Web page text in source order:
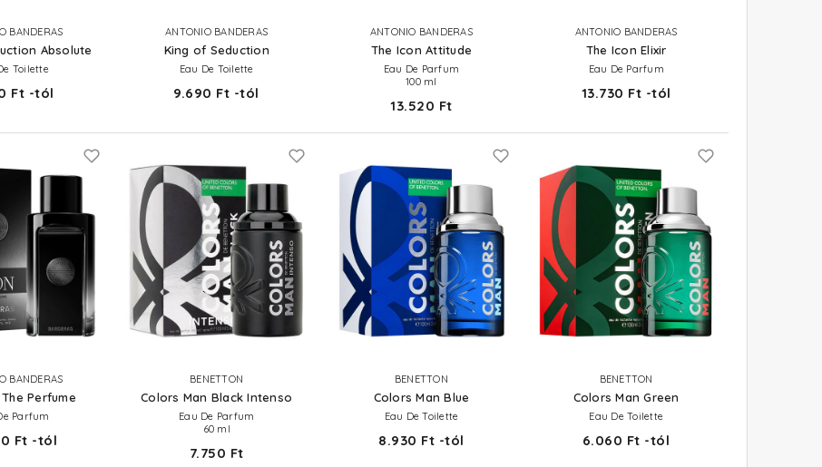
BANDERAS
Absolute
Toilette
Ft -tól
ANTONIO BANDERAS
King of Seduction
Eau De Toilette
9.690 Ft -tól
ANTONIO BANDERAS
The Icon Attitude
Eau De Parfum
100 ml
13.520 Ft
ANTONIO BANDERAS
The Icon Elixir
Eau De Parfum
13.730 Ft -tól
BANDERAS
Perfume
Parfum
Ft -tól
BENETTON
Colors Man Black Intenso
Eau De Parfum
60 ml
7.750 Ft
BENETTON
Colors Man Blue
Eau De Toilette
8.930 Ft -tól
BENETTON
Colors Man Green
Eau De Toilette
6.060 Ft -tól